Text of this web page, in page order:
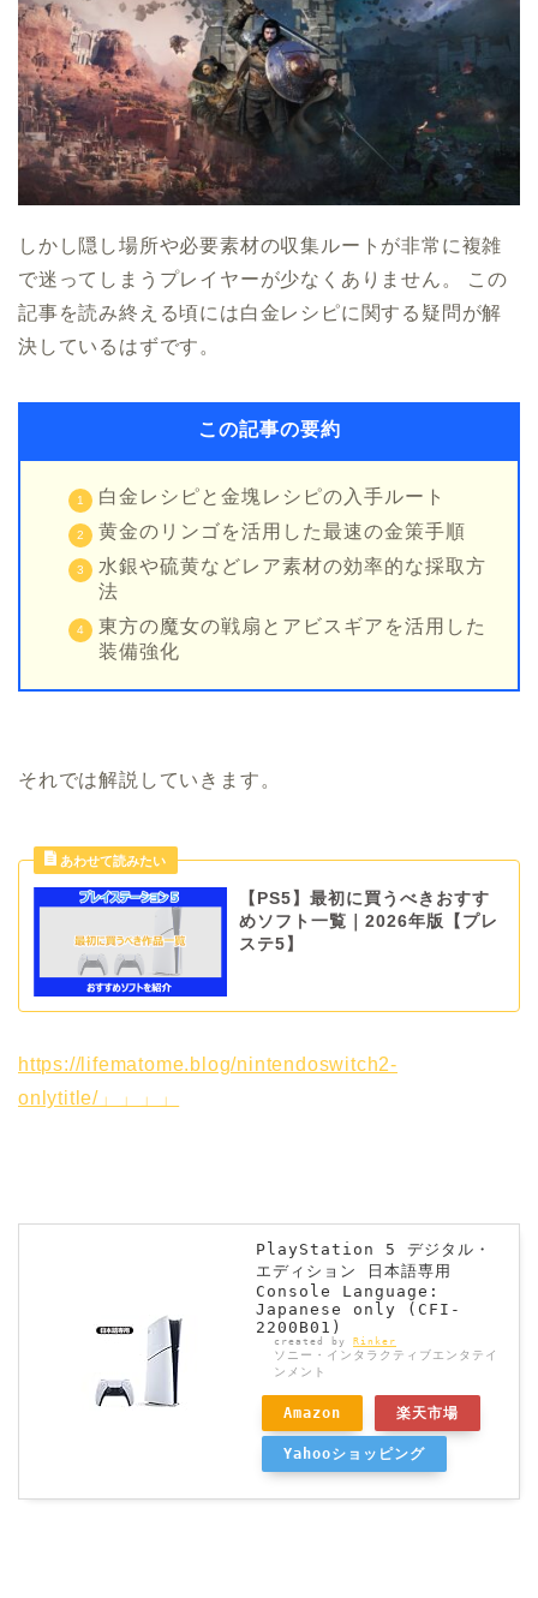
しかし隠し場所や必要素材の収集ルートが非常に複雑
で迷ってしまうプレイヤーが少なくありません。 この
記事を読み終える頃には白金レシピに関する疑問が解
決しているはずです。
この記事の要約
白金レシピと金塊レシピの入手ルート
黄金のリンゴを活用した最速の金策手順
水銀や硫黄などレア素材の効率的な採取方
法
東方の魔女の戦扇とアビスギアを活用した
装備強化
それでは解説していきます。
【PS5】最初に買うべきおすす
めソフト一覧｜2026年版【プレ
ステ5】
https://lifematome.blog/nintendoswitch2-
onlytitle/」」」」
PlayStation 5 デジタル・
エディション 日本語専用
Console Language:
Japanese only (CFI-
2200B01)
created by Rinker
ソニー・インタラクティブエンタテイ
ンメント
Amazon 楽天市場
Yahooショッピング